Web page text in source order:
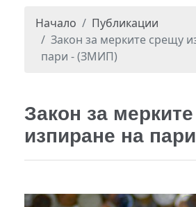
Начало
Публикации
Закон за мерките срещу
пари - (ЗМИП)
Закон за
изпиране на